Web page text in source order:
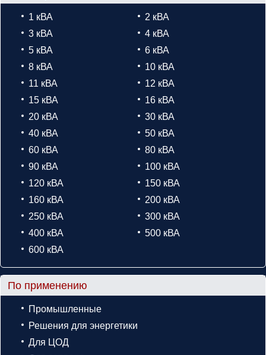
1 кВА
2 кВА
3 кВА
4 кВА
5 кВА
6 кВА
8 кВА
10 кВА
11 кВА
12 кВА
15 кВА
16 кВА
20 кВА
30 кВА
40 кВА
50 кВА
60 кВА
80 кВА
90 кВА
100 кВА
120 кВА
150 кВА
160 кВА
200 кВА
250 кВА
300 кВА
400 кВА
500 кВА
600 кВА
По применению
Промышленные
Решения для энергетики
Для ЦОД